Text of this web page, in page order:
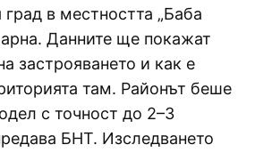
град в местността „Баба
Данните ще покажат
застрояването и как е
там. Районът беше
с точност до 2–3
БНТ. Изследването